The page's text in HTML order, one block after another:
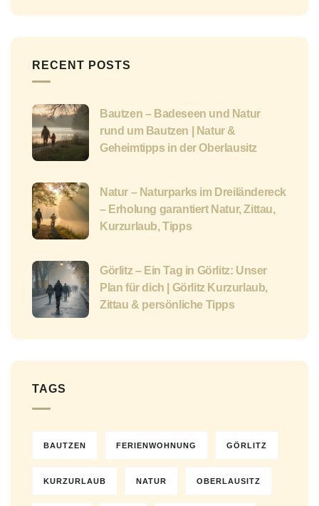
RECENT POSTS
Bautzen – Badeseen und Natur
rund um Bautzen | Natur &
Geheimtipps in der Oberlausitz
Natur – Naturparks im Dreiländereck
– Erholung garantiert Natur, Zittau,
Kurzurlaub, Tipps
Görlitz – Ein Tag in Görlitz: Unser
Plan für dich | Görlitz Kurzurlaub,
Zittau & persönliche Tipps
TAGS
BAUTZEN FERIENWOHNUNG GÖRLITZ
KURZURLAUB NATUR OBERLAUSITZ